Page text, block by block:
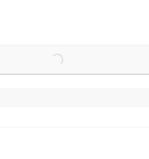
Loading...